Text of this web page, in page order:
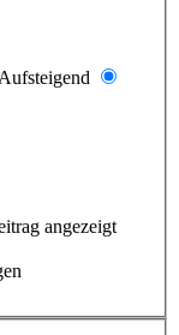
Aufsteigend
angezeigt